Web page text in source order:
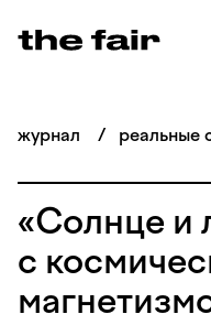
журнал / реальные
«Солнце и
с